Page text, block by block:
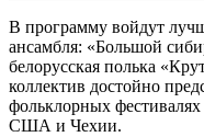
В программу войдут
ансамбля: «Большой
белорусская полька
коллектив достойно
фольклорных
США и Чехии.